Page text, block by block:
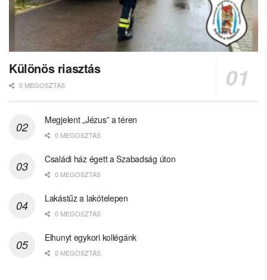
Különös riasztás
0 MEGOSZTÁS
Megjelent „Jézus” a téren
0 MEGOSZTÁS
Családi ház égett a Szabadság úton
0 MEGOSZTÁS
Lakástűz a lakótelepen
0 MEGOSZTÁS
Elhunyt egykori kollégánk
0 MEGOSZTÁS